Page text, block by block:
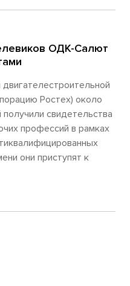
ОДК-Салют
Ростех) около
свидетельства
профессий в рамках
они приступят к